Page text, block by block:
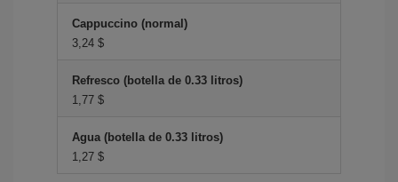
Cappuccino (normal)
3,24 $
Refresco (botella de 0.33 litros)
1,77 $
Agua (botella de 0.33 litros)
1,27 $